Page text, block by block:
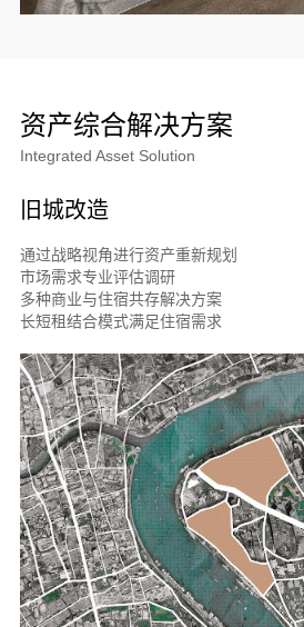
资产综合解决方案
Integrated Asset Solution
旧城改造
通过战略视角进行资产重新规划
市场需求专业评估调研
多种商业与住宿共存解决方案
长短租结合模式满足住宿需求